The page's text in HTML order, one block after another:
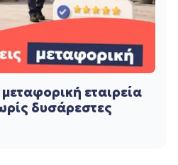
εταιρεία
δυσάρεστες